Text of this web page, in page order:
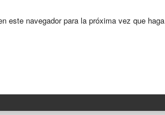
este navegador para la próxima vez que haga